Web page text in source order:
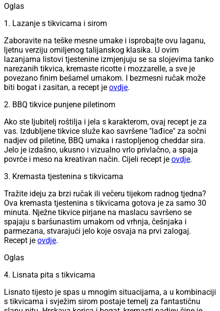
Oglas
1. Lazanje s tikvicama i sirom
Zaboravite na teške mesne umake i isprobajte ovu laganu,
ljetnu verziju omiljenog talijanskog klasika. U ovim
lazanjama listovi tjestenine izmjenjuju se sa slojevima tanko
narezanih tikvica, kremaste ricotte i mozzarelle, a sve je
povezano finim bešamel umakom. I bezmesni ručak može
biti bogat i zasitan, a recept je ovdje.
2. BBQ tikvice punjene piletinom
Ako ste ljubitelj roštilja i jela s karakterom, ovaj recept je za
vas. Izdubljene tikvice služe kao savršene "lađice" za sočni
nadjev od piletine, BBQ umaka i rastopljenog cheddar sira.
Jelo je izdašno, ukusno i vizualno vrlo privlačno, a spaja
povrće i meso na kreativan način. Cijeli recept je ovdje.
3. Kremasta tjestenina s tikvicama
Tražite ideju za brzi ručak ili večeru tijekom radnog tjedna?
Ova kremasta tjestenina s tikvicama gotova je za samo 30
minuta. Nježne tikvice pirjane na maslacu savršeno se
spajaju s baršunastim umakom od vrhnja, češnjaka i
parmezana, stvarajući jelo koje osvaja na prvi zalogaj.
Recept je ovdje.
Oglas
4. Lisnata pita s tikvicama
Lisnato tijesto je spas u mnogim situacijama, a u kombinaciji
s tikvicama i svježim sirom postaje temelj za fantastičnu